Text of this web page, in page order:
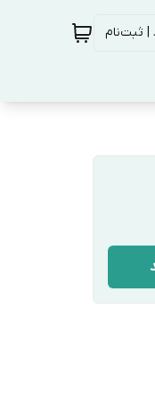
| ثبت‌نام